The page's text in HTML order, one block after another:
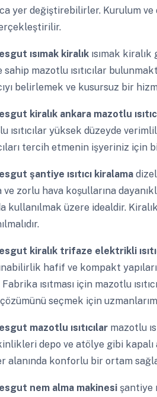
yer değiştirebilirler. Kurulum
ısımak kiralık ısımak
mazotlu ısıtıcılar
belirlemek ve kusursuz bir
kiralık ankara mazotlu
ısıtıcılar yüksek düzeyde
tercih etmenin işyeriniz için
şantiye ısıtıcı kiralama dizel
ve zorlu hava koşullarına
kullanılmak üzere idealdir.
kiralık trifaze elektrikli
hafif ve kompakt
ısıtması için mazotlu
çözümünü seçmek için
mazotlu ısıtıcılar mazotlu
depo ve atölye gibi kapalı
alanında konforlu bir ortam
nem alma makinesi şantiye